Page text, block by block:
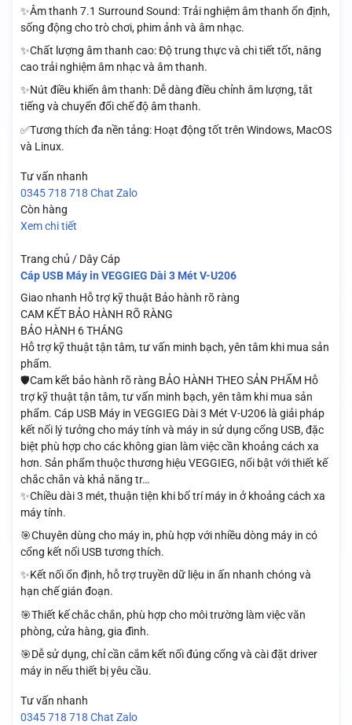
✨Âm thanh 7.1 Surround Sound: Trải nghiệm âm thanh ổn định,
sống động cho trò chơi, phim ảnh và âm nhạc.
✨Chất lượng âm thanh cao: Độ trung thực và chi tiết tốt, nâng
cao trải nghiệm âm nhạc và âm thanh.
✨Nút điều khiển âm thanh: Dễ dàng điều chỉnh âm lượng, tắt
tiếng và chuyển đổi chế độ âm thanh.
✅Tương thích đa nền tảng: Hoạt động tốt trên Windows, MacOS
và Linux.
Tư vấn nhanh
0345 718 718 Chat Zalo
Còn hàng
Xem chi tiết
Trang chủ / Dây Cáp
Cáp USB Máy in VEGGIEG Dài 3 Mét V-U206
Giao nhanh Hỗ trợ kỹ thuật Bảo hành rõ ràng
CAM KẾT BẢO HÀNH RÕ RÀNG
BẢO HÀNH 6 THÁNG
Hỗ trợ kỹ thuật tận tâm, tư vấn minh bạch, yên tâm khi mua sản
phẩm.
🛡️Cam kết bảo hành rõ ràng BẢO HÀNH THEO SẢN PHẨM Hỗ
trợ kỹ thuật tận tâm, tư vấn minh bạch, yên tâm khi mua sản
phẩm. Cáp USB Máy in VEGGIEG Dài 3 Mét V-U206 là giải pháp
kết nối lý tưởng cho máy tính và máy in sử dụng cổng USB, đặc
biệt phù hợp cho các không gian làm việc cần khoảng cách xa
hơn. Sản phẩm thuộc thương hiệu VEGGIEG, nổi bật với thiết kế
chắc chắn và khả năng tr…
✨Chiều dài 3 mét, thuận tiện khi bố trí máy in ở khoảng cách xa
máy tính.
🎯Chuyên dùng cho máy in, phù hợp với nhiều dòng máy in có
cổng kết nối USB tương thích.
✨Kết nối ổn định, hỗ trợ truyền dữ liệu in ấn nhanh chóng và
hạn chế gián đoạn.
🎯Thiết kế chắc chắn, phù hợp cho môi trường làm việc văn
phòng, cửa hàng, gia đình.
🎯Dễ sử dụng, chỉ cần cắm kết nối đúng cổng và cài đặt driver
máy in nếu thiết bị yêu cầu.
Tư vấn nhanh
0345 718 718 Chat Zalo